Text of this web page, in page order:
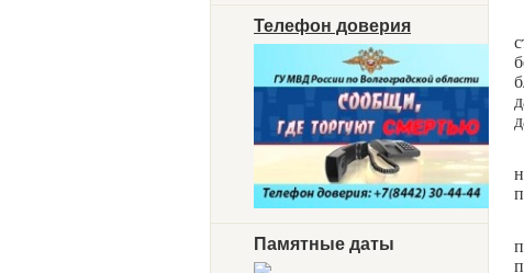
Телефон доверия
Памятные даты